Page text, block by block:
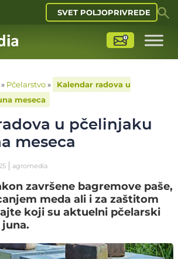
SVET POLJOPRIVREDE
» Pčelarstvo»
Kalendar radova u
meseca
u pčelinjaku
meseca
agromedia
završene bagremove paše,
meda ali i za zaštitom
koji su aktuelni pčelarski